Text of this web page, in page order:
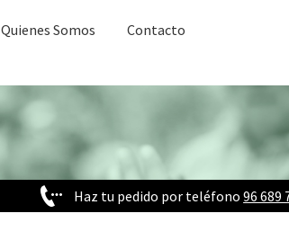
Quienes Somos Contacto
Haz tu pedido por teléfono96 689